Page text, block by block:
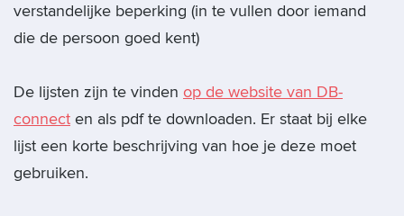
verstandelijke beperking (in te vullen door iemand
die de persoon goed kent)
De lijsten zijn te vinden op de website van DB-
connect en als pdf te downloaden. Er staat bij elke
lijst een korte beschrijving van hoe je deze moet
gebruiken.